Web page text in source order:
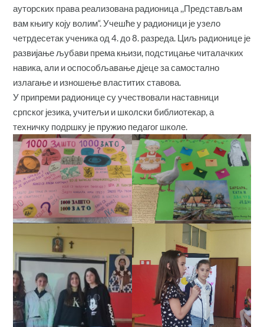
ауторских права реализована радионица ,,Представљам
вам књигу коју волим“. Учешће у радионици је узело
четрдесетак ученика од 4. до 8. разреда. Циљ радионице је
развијање љубави према књизи, подстицање читалачких
навика, али и оспособљавање дјеце за самостално
излагање и изношење властитих ставова.
У припреми радионице су учествовали наставници
српског језика, учитељи и школски библиотекар, а
техничку подршку је пружио педагог школе.